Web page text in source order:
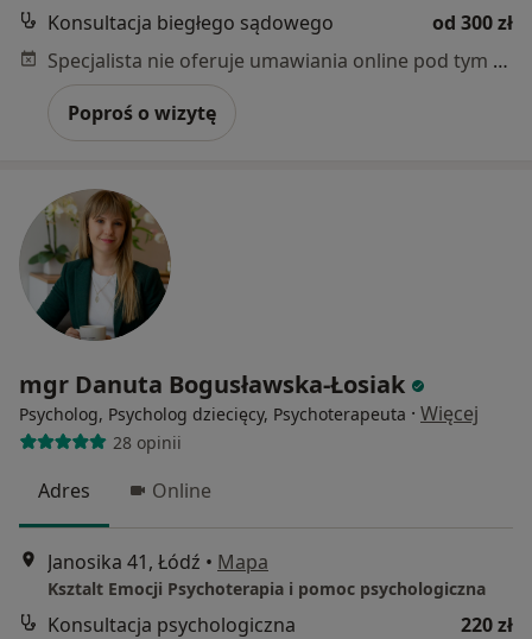
Konsultacja biegłego sądowego
od 300 zł
Specjalista nie oferuje umawiania online pod tym adresem.
Poproś o wizytę
mgr Danuta Bogusławska-Łosiak
Psycholog, Psycholog dziecięcy, Psychoterapeuta · Więcej
28 opinii
Adres Online
Janosika 41, Łódź • Mapa
Ksztalt Emocji Psychoterapia i pomoc psychologiczna
Konsultacja psychologiczna
220 zł